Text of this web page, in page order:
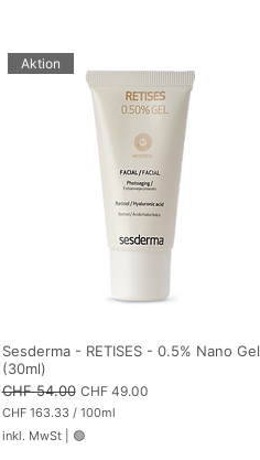
Aktion
Sesderma - RETISES - 0.5% Nano Gel
(30ml)
Standardpreis
CHF 54.00 Sale-Preis
CHF 49.00
CHF 163.33 / 100ml
H
inkl. MwSt| 🟢